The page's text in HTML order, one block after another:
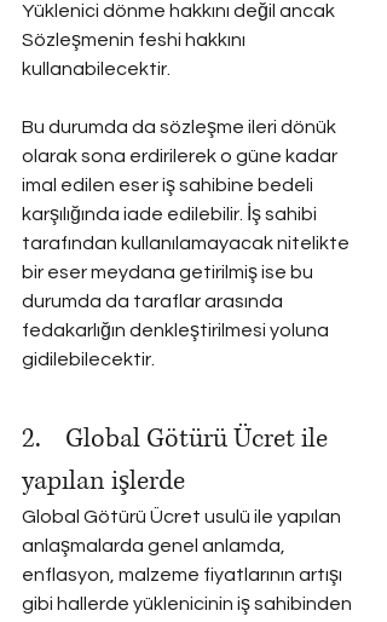
Yüklenici dönme hakkını değil ancak
Sözleşmenin feshi hakkını
kullanabilecektir.
Bu durumda da sözleşme ileri dönük
olarak sona erdirilerek o güne kadar
imal edilen eser iş sahibine bedeli
karşılığında iade edilebilir. İş sahibi
tarafından kullanılamayacak nitelikte
bir eser meydana getirilmiş ise bu
durumda da taraflar arasında
fedakarlığın denkleştirilmesi yoluna
gidilebilecektir.
2.    Global Götürü Ücret ile
yapılan işlerde
Global Götürü Ücret usulü ile yapılan
anlaşmalarda genel anlamda,
enflasyon, malzeme fiyatlarının artışı
gibi hallerde yüklenicinin iş sahibinden